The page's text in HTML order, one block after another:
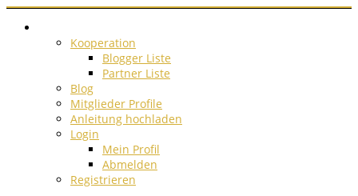
Kooperation
Blogger Liste
Partner Liste
Blog
Mitglieder Profile
Anleitung hochladen
Login
Mein Profil
Abmelden
Registrieren